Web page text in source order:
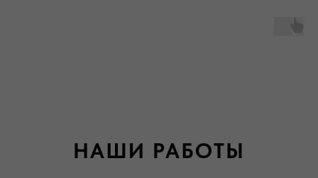
НАШИ РАБОТЫ